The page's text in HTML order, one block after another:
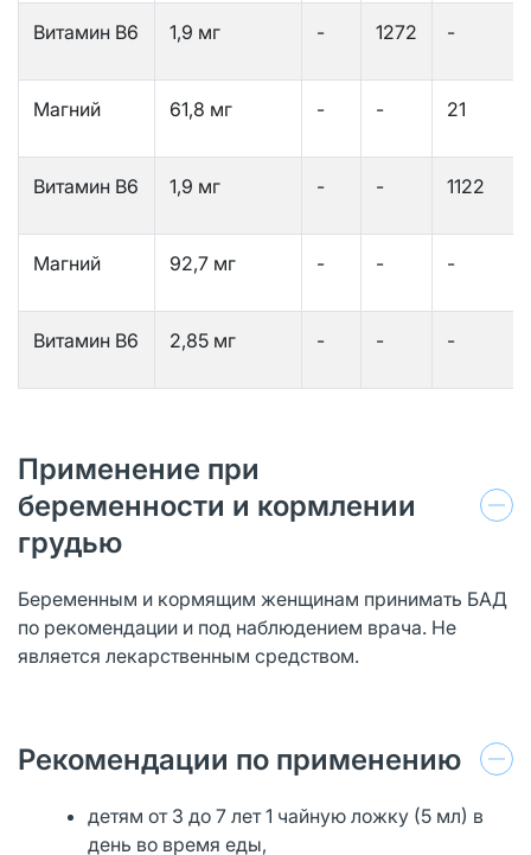
Витамин В6 1,9 мг - 1272 -
Магний 61,8 мг - - 21
Витамин В6 1,9 мг - - 1122
Магний 92,7 мг - - -
Витамин В6 2,85 мг - - -
Применение при
беременности и кормлении
грудью
Беременным и кормящим женщинам принимать БАД
по рекомендации и под наблюдением врача. Не
является лекарственным средством.
Рекомендации по применению
детям от 3 до 7 лет 1 чайную ложку (5 мл) в
день во время еды,